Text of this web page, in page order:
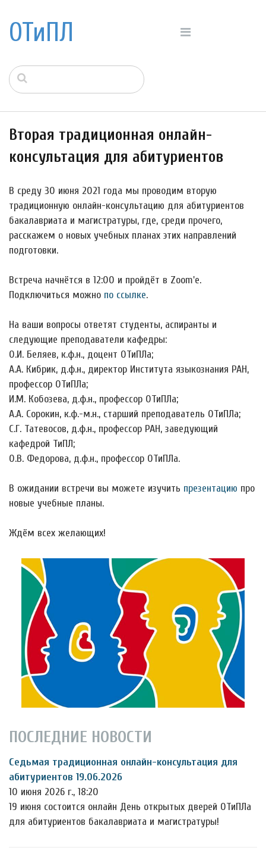
ОТиПЛ
Вторая традиционная онлайн-
консультация для абитуриентов
В среду 30 июня 2021 года мы проводим вторую
традиционную онлайн-консультацию для абитуриентов
бакалавриата и магистратуры, где, среди прочего,
расскажем о новых учебных планах этих направлений
подготовки.
Встреча начнётся в 12:00 и пройдёт в Zoom'е.
Подключиться можно по ссылке.
На ваши вопросы ответят студенты, аспиранты и
следующие преподаватели кафедры:
О.И. Беляев, к.ф.н., доцент ОТиПЛа;
А.А. Кибрик, д.ф.н., директор Института языкознания РАН,
профессор ОТиПЛа;
И.М. Кобозева, д.ф.н., профессор ОТиПЛа;
А.А. Сорокин, к.ф.-м.н., старший преподаватель ОТиПЛа;
С.Г. Татевосов, д.ф.н., профессор РАН, заведующий
кафедрой ТиПЛ;
О.В. Федорова, д.ф.н., профессор ОТиПЛа.
В ожидании встречи вы можете изучить презентацию про
новые учебные планы.
Ждём всех желающих!
ПОСЛЕДНИЕ НОВОСТИ
Седьмая традиционная онлайн-консультация для
абитуриентов 19.06.2026
10 июня 2026 г., 18:20
19 июня состоится онлайн День открытых дверей ОТиПЛа
для абитуриентов бакалавриата и магистратуры!